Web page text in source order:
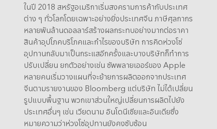
ในปี 2018 สหรัฐอเมริกาเริ่มสงครามการค้ากับประเทศ
ต่าง ๆ ทั่วโลกโดยเฉพาะอย่างยิ่งประเทศจีน ภาษีศุลกากร
หลายพันล้านดอลลาร์สร้างผลกระทบอย่างมากต่อราคา
สินค้าอุปโภคบริโภคและกำไรของบริษัท การคิดห่วงโซ่
อุปทานกลับมาเป็นกระแสอีกครั้งและบางบริษัทก็ทำการ
ปรับเปลี่ยน ยกตัวอย่างเช่น ซัพพลายเออร์ของ Apple
หลายคนเริ่มวางแผนที่จะย้ายการผลิตออกจากประเทศ
จีนตามรายงานของ Bloomberg แต่บริษัท ไม่ได้เปลี่ยน
รูปแบบพื้นฐาน พวกเขาส่วนใหญ่เปลี่ยนการผลิตไปยัง
ประเทศอื่นๆ เช่น เวียดนาม อินโดนีเซียและอินเดียซึ่ง
หมายความว่าห่วงโซ่อุปทานยังคงซับซ้อน